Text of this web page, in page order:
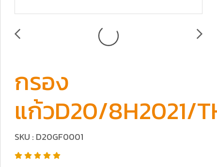
กรอง
แก้วD20/8H2021/
SKU : D20GF0001